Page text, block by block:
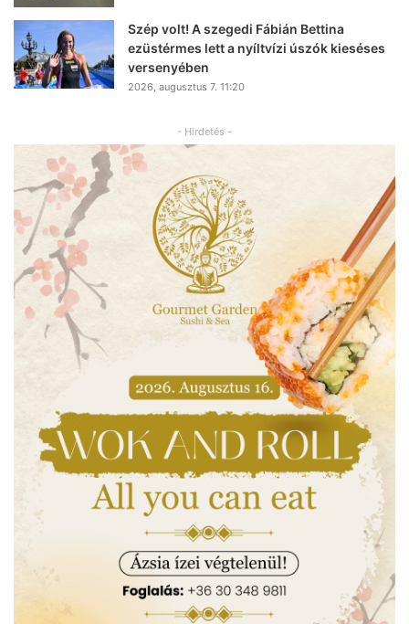
Szép volt! A szegedi Fábián Bettina
ezüstérmes lett a nyíltvízi úszók kieséses
versenyében
2026, augusztus 7. 11:20
- Hirdetés -